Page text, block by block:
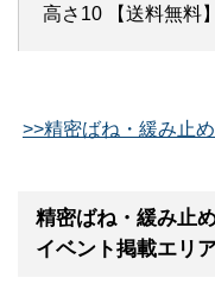
高さ10 【送料無料】
>>精密ばね・緩み止
精密ばね・緩み止
イベント掲載エリ